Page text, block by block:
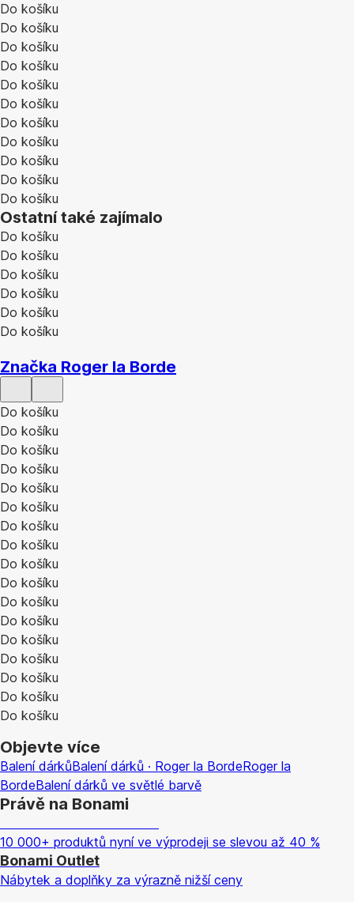
Do košíku
Do košíku
Do košíku
Do košíku
Do košíku
Do košíku
Do košíku
Do košíku
Do košíku
Do košíku
Do košíku
Ostatní také zajímalo
Do košíku
Do košíku
Do košíku
Do košíku
Do košíku
Do košíku
Značka Roger la Borde
Do košíku
Do košíku
Do košíku
Do košíku
Do košíku
Do košíku
Do košíku
Do košíku
Do košíku
Do košíku
Do košíku
Do košíku
Do košíku
Do košíku
Do košíku
Do košíku
Do košíku
Objevte více
Balení dárkůBalení dárků · Roger la BordeRoger la
BordeBalení dárků ve světlé barvě
Právě na Bonami
10 000+ produktů nyní ve výprodeji se slevou až 40 %
Bonami Outlet
Nábytek a doplňky za výrazně nižší ceny